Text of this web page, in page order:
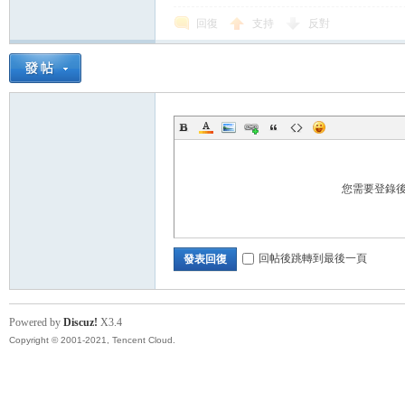
回復 支持 反對
您需要登錄
發表回復 回帖後跳轉到最後一頁
Powered by Discuz! X3.4
Copyright © 2001-2021, Tencent Cloud.